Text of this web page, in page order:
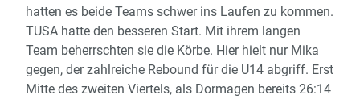
hatten es beide Teams schwer ins Laufen zu kommen.
TUSA hatte den besseren Start. Mit ihrem langen
Team beherrschten sie die Körbe. Hier hielt nur Mika
gegen, der zahlreiche Rebound für die U14 abgriff. Erst
Mitte des zweiten Viertels, als Dormagen bereits 26:14